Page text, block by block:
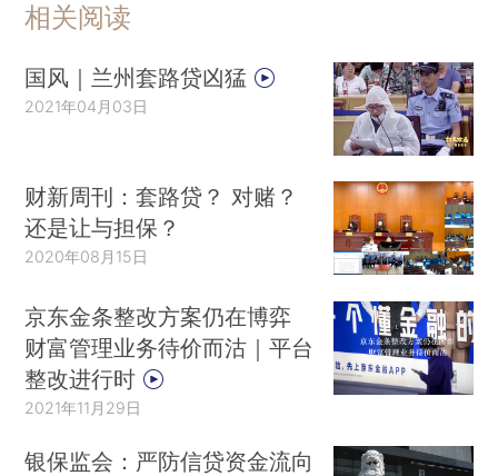
相关阅读
国风｜兰州套路贷凶猛
2021年04月03日
财新周刊：套路贷？ 对赌？
还是让与担保？
2020年08月15日
京东金条整改方案仍在博弈
财富管理业务待价而沽｜平台
整改进行时
2021年11月29日
银保监会：严防信贷资金流向